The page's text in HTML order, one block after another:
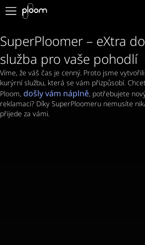
E-shop
Doporučte Ploom
Blog
Podpora
SuperPloomer – eXtra
služba pro vaše pohodlí
Víme, že váš čas je cenný. Proto jsme
kurýrní službu, která se vám přizpůsobí.
Ploom, došly vám náplně, potřebujete
reklamaci? Díky SuperPloomeru nemusíte
přijede za vámi.